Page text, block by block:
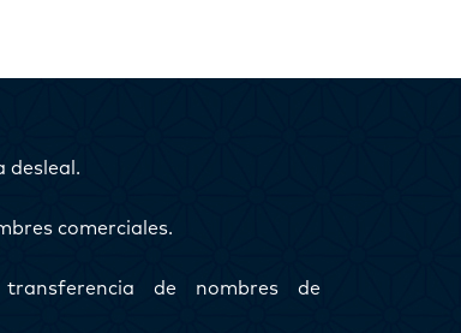
desleal.
comerciales.
de nombres de